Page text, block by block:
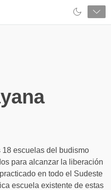
escuelas del budismo
para alcanzar la liberación
en todo el Sudeste
escuela existente de estas